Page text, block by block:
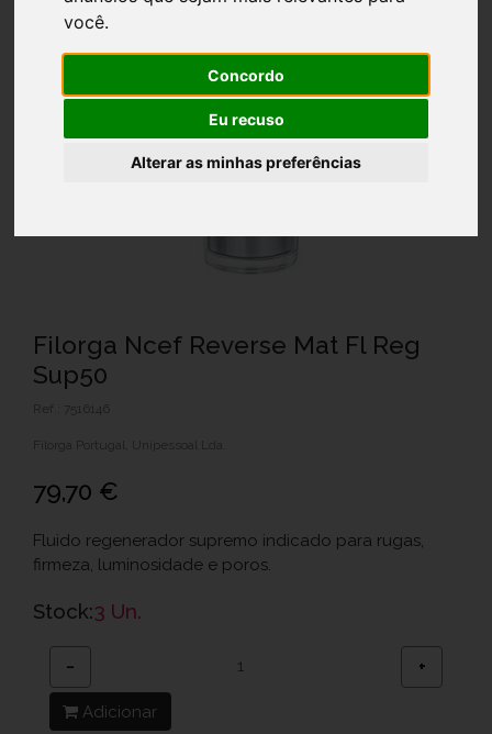
você.
Concordo
Eu recuso
Alterar as minhas preferências
Filorga Ncef Reverse Mat Fl Reg
Sup50
Ref.: 7516146
Filorga Portugal, Unipessoal Lda.
79,70 €
Fluido regenerador supremo indicado para rugas,
firmeza, luminosidade e poros.
Stock:3 Un.
− +
Adicionar